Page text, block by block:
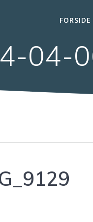
FORSIDE
04-